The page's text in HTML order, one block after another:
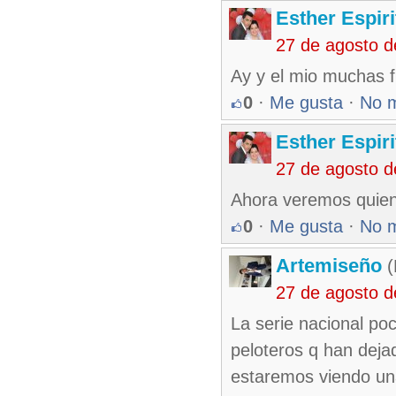
Esther
27 de agosto
Ay y el mio muchas
0 · Me gusta · No
Esther
27 de agosto
Ahora veremos
0 · Me gusta · No
Artemiseño
27 de agosto
La serie nacional
peloteros q han
estaremos viendo